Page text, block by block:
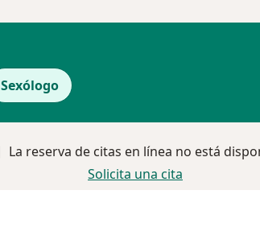
Sexólogo
La reserva de citas en línea no está
Solicita una cita